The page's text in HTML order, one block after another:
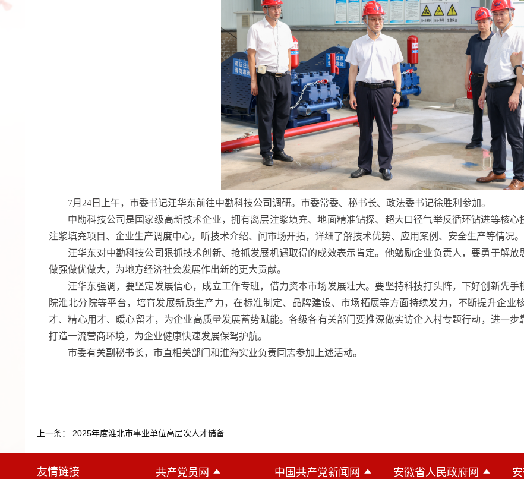
7月24日上午，市委书记汪华东前往中勘科技公司调研。市委常委、秘书长、政法委书记徐胜利参加。
中勘科技公司是国家级高新技术企业，拥有离层注浆填充、地面精准钻探、超大口径气举反循环钻进等核
注浆填充项目、企业生产调度中心，听技术介绍、问市场开拓，详细了解技术优势、应用案例、安全生产等情况。
汪华东对中勘科技公司狠抓技术创新、抢抓发展机遇取得的成效表示肯定。他勉励企业负责人，要勇于解
做强做优做大，为地方经济社会发展作出新的更大贡献。
汪华东强调，要坚定发展信心，成立工作专班，借力资本市场发展壮大。要坚持科技打头阵，下好创新先
院淮北分院等平台，培育发展新质生产力，在标准制定、品牌建设、市场拓展等方面持续发力，不断提升企业
才、精心用才、暖心留才，为企业高质量发展蓄势赋能。各级各有关部门要推深做实访企入村专题行动，进一步
打造一流营商环境，为企业健康快速发展保驾护航。
市委有关副秘书长，市直相关部门和淮海实业负责同志参加上述活动。
上一条： 2025年度淮北市事业单位高层次人才储备...
友情链接 共产党员网 中国共产党新闻网 安徽省人民政府网